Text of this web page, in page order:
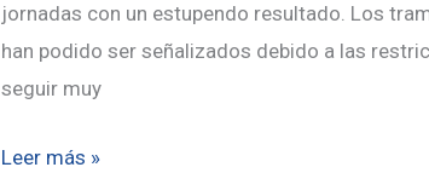
jornadas con un estupendo resultado. Los
han podido ser señalizados debido a las
seguir muy
Repintadas
Leer más »